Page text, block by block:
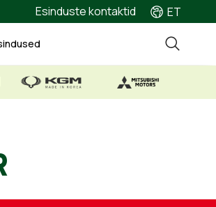
Esinduste kontaktid ET